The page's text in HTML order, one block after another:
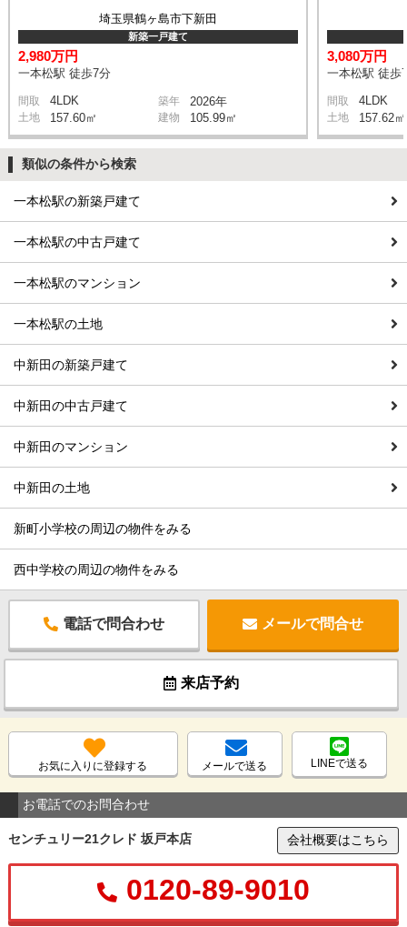
埼玉県鶴ヶ島市下新田
新築一戸建て
2,980万円
一本松駅 徒歩7分
間取 4LDK 築年 2026年
土地 157.60㎡ 建物 105.99㎡
3,080万円
一本松駅 徒歩
間取 4LDK
土地 157.62㎡
類似の条件から検索
一本松駅の新築戸建て
一本松駅の中古戸建て
一本松駅のマンション
一本松駅の土地
中新田の新築戸建て
中新田の中古戸建て
中新田のマンション
中新田の土地
新町小学校の周辺の物件をみる
西中学校の周辺の物件をみる
電話で問合わせ メールで問合せ
来店予約
お気に入りに登録する メールで送る LINEで送る
お電話でのお問合わせ
センチュリー21クレド 坂戸本店 会社概要はこちら
0120-89-9010